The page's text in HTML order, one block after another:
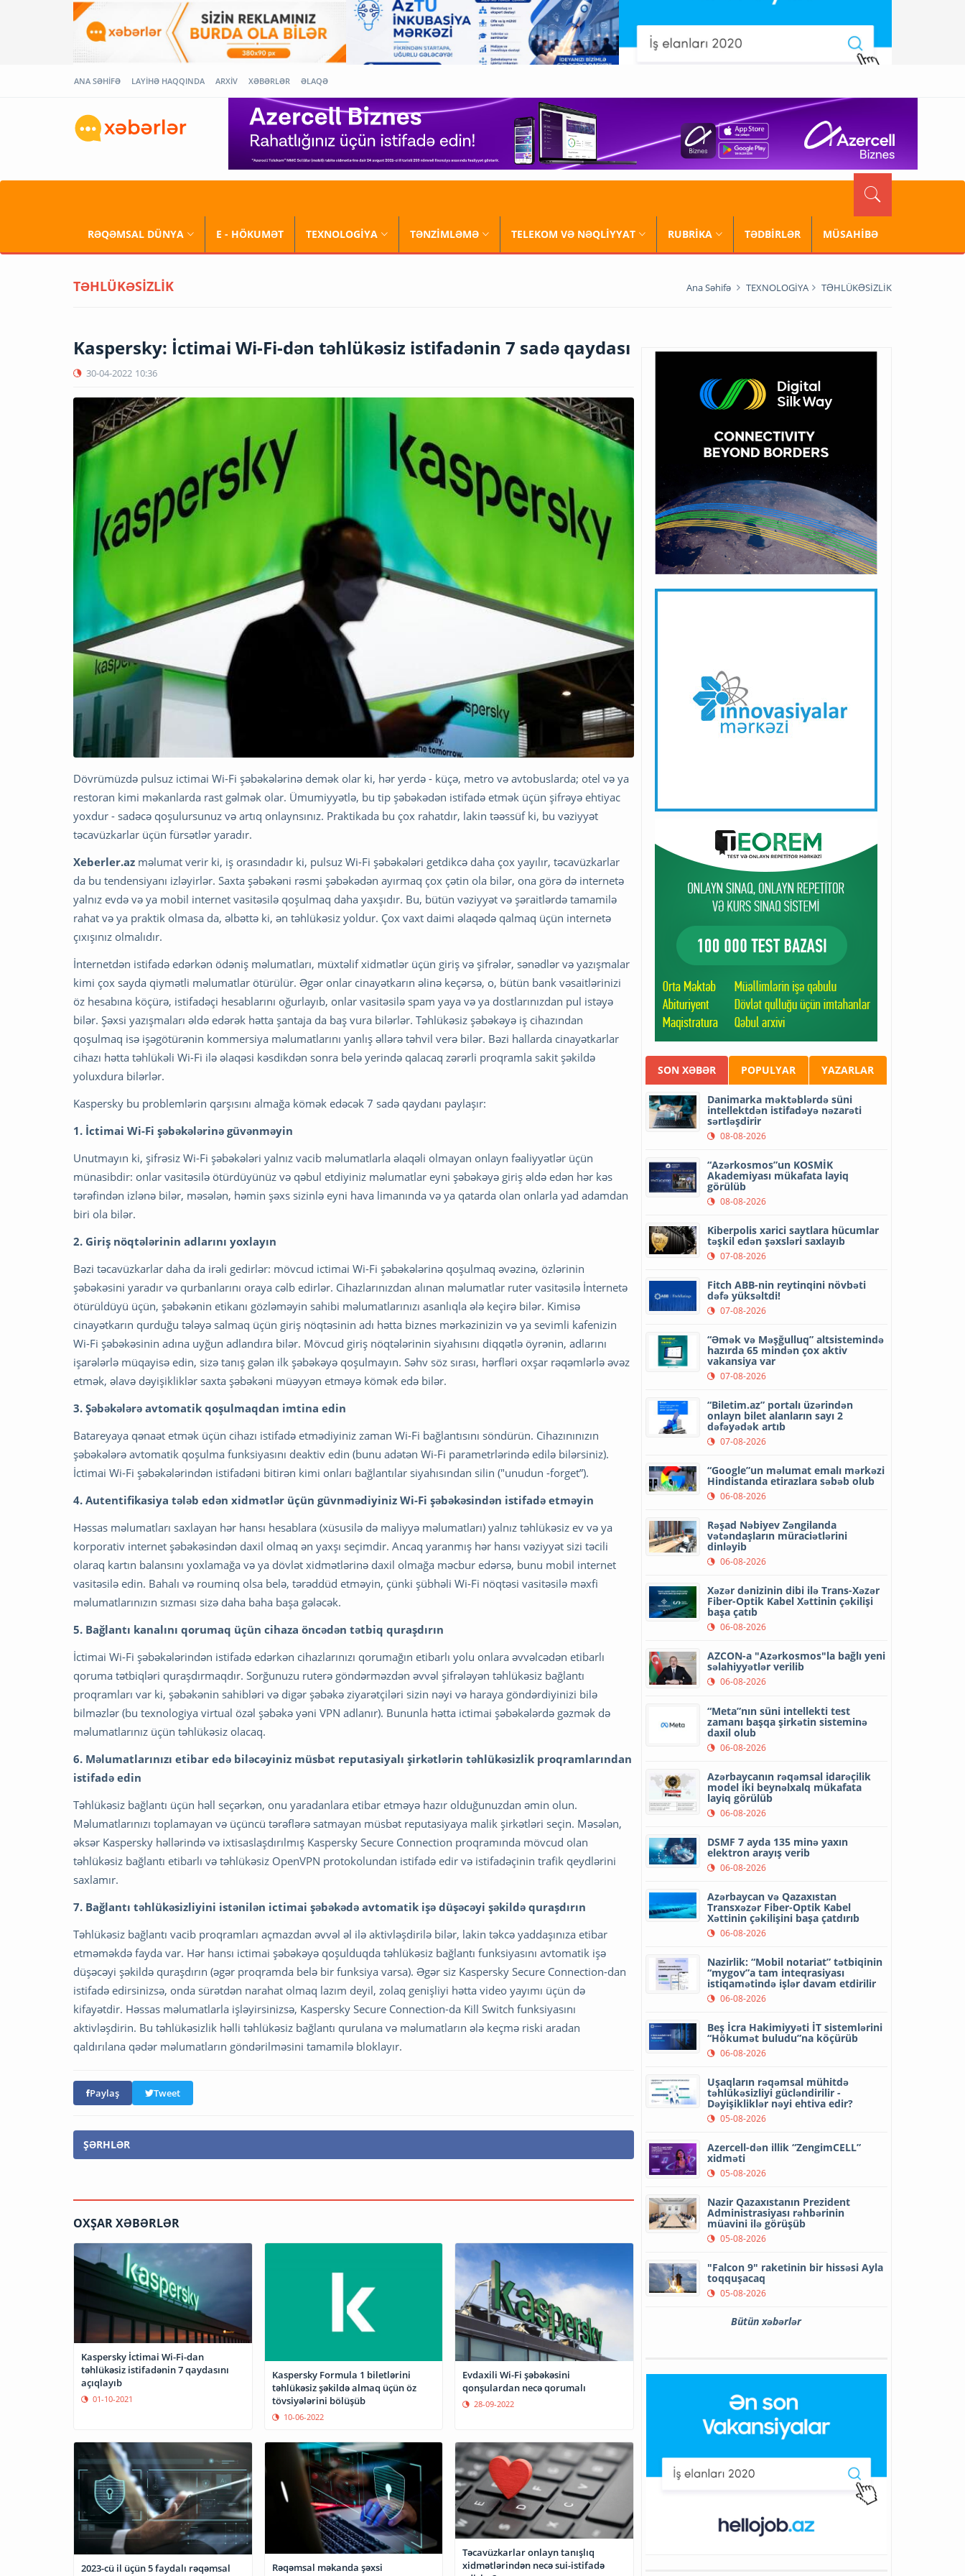
ANA SƏHİFƏ LAYİHƏ HAQQINDA ARXİV XƏBƏRLƏR ƏLAQƏ
RƏQƏMSAL DÜNYA E - HÖKUMƏT TEXNOLOGİYA TƏNZİMLƏMƏ TELEKOM VƏ NƏQLİYYAT RUBRİKA TƏDBİRLƏR MÜSAHİBƏ
TƏHLÜKƏSİZLİK Ana Səhifə TEXNOLOGİYA TƏHLÜKƏSİZLİK
Kaspersky: İctimai Wi-Fi-dən təhlükəsiz istifadənin 7 sadə qaydası
30-04-2022 10:36
Dövrümüzdə pulsuz ictimai Wi-Fi şəbəkələrinə demək olar ki, hər yerdə - küçə, metro və avtobuslarda; otel və ya
restoran kimi məkanlarda rast gəlmək olar. Ümumiyyətlə, bu tip şəbəkədən istifadə etmək üçün şifrəyə ehtiyac
yoxdur - sadəcə qoşulursunuz və artıq onlaynsınız. Praktikada bu çox rahatdır, lakin təəssüf ki, bu vəziyyət
təcavüzkarlar üçün fürsətlər yaradır.
Xeberler.az məlumat verir ki, iş orasındadır ki, pulsuz Wi-Fi şəbəkələri getdikcə daha çox yayılır, təcavüzkarlar
da bu tendensiyanı izləyirlər. Saxta şəbəkəni rəsmi şəbəkədən ayırmaq çox çətin ola bilər, ona görə də internetə
yalnız evdə və ya mobil internet vasitəsilə qoşulmaq daha yaxşıdır. Bu, bütün vəziyyət və şəraitlərdə tamamilə
rahat və ya praktik olmasa da, əlbəttə ki, ən təhlükəsiz yoldur. Çox vaxt daimi əlaqədə qalmaq üçün internetə
çıxışınız olmalıdır.
İnternetdən istifadə edərkən ödəniş məlumatları, müxtəlif xidmətlər üçün giriş və şifrələr, sənədlər və yazışmalar
kimi çox sayda qiymətli məlumatlar ötürülür. Əgər onlar cinayətkarın əlinə keçərsə, o, bütün bank vəsaitlərinizi
öz hesabına köçürə, istifadəçi hesablarını oğurlayıb, onlar vasitəsilə spam yaya və ya dostlarınızdan pul istəyə
bilər. Şəxsi yazışmaları əldə edərək hətta şantaja da baş vura bilərlər. Təhlükəsiz şəbəkəyə iş cihazından
qoşulmaq isə işəgötürənin kommersiya məlumatlarını yanlış əllərə təhvil verə bilər. Bəzi hallarda cinayətkarlar
cihazı hətta təhlükəli Wi-Fi ilə əlaqəsi kəsdikdən sonra belə yerində qalacaq zərərli proqramla sakit şəkildə
yoluxdura bilərlər.
Kaspersky bu problemlərin qarşısını almağa kömək edəcək 7 sadə qaydanı paylaşır:
1. İctimai Wi-Fi şəbəkələrinə güvənməyin
Unutmayın ki, şifrəsiz Wi-Fi şəbəkələri yalnız vacib məlumatlarla əlaqəli olmayan onlayn fəaliyyətlər üçün
münasibdir: onlar vasitəsilə ötürdüyünüz və qəbul etdiyiniz məlumatlar eyni şəbəkəyə giriş əldə edən hər kəs
tərəfindən izlənə bilər, məsələn, həmin şəxs sizinlə eyni hava limanında və ya qatarda olan onlarla yad adamdan
biri ola bilər.
2. Giriş nöqtələrinin adlarını yoxlayın
Bəzi təcavüzkarlar daha da irəli gedirlər: mövcud ictimai Wi-Fi şəbəkələrinə qoşulmaq əvəzinə, özlərinin
şəbəkəsini yaradır və qurbanlarını oraya cəlb edirlər. Cihazlarınızdan alınan məlumatlar ruter vasitəsilə İnternetə
ötürüldüyü üçün, şəbəkənin etikanı gözləməyin sahibi məlumatlarınızı asanlıqla ələ keçirə bilər. Kimisə
cinayətkarın qurduğu tələyə salmaq üçün giriş nöqtəsinin adı hətta biznes mərkəzinizin və ya sevimli kafenizin
Wi-Fi şəbəkəsinin adına uyğun adlandıra bilər. Mövcud giriş nöqtələrinin siyahısını diqqətlə öyrənin, adlarını
işarələrlə müqayisə edin, sizə tanış gələn ilk şəbəkəyə qoşulmayın. Səhv söz sırası, hərfləri oxşar rəqəmlərlə əvəz
etmək, əlavə dəyişikliklər saxta şəbəkəni müəyyən etməyə kömək edə bilər.
3. Şəbəkələrə avtomatik qoşulmaqdan imtina edin
Batareyaya qənaət etmək üçün cihazı istifadə etmədiyiniz zaman Wi-Fi bağlantısını söndürün. Cihazınınızın
şəbəkələrə avtomatik qoşulma funksiyasını deaktiv edin (bunu adətən Wi-Fi parametrlərində edilə bilərsiniz).
İctimai Wi-Fi şəbəkələrindən istifadəni bitirən kimi onları bağlantılar siyahısından silin ("unudun -forget”).
4. Autentifikasiya tələb edən xidmətlər üçün güvnmədiyiniz Wi-Fi şəbəkəsindən istifadə etməyin
Həssas məlumatları saxlayan hər hansı hesablara (xüsusilə də maliyyə məlumatları) yalnız təhlükəsiz ev və ya
korporativ internet şəbəkəsindən daxil olmaq ən yaxşı seçimdir. Ancaq yaranmış hər hansı vəziyyət sizi təcili
olaraq kartın balansını yoxlamağa və ya dövlət xidmətlərinə daxil olmağa məcbur edərsə, bunu mobil internet
vasitəsilə edin. Bahalı və rouminq olsa belə, tərəddüd etməyin, çünki şübhəli Wi-Fi nöqtəsi vasitəsilə məxfi
məlumatlarınızın sızması sizə daha baha başa gələcək.
5. Bağlantı kanalını qorumaq üçün cihaza öncədən tətbiq quraşdırın
İctimai Wi-Fi şəbəkələrindən istifadə edərkən cihazlarınızı qorumağın etibarlı yolu onlara əvvəlcədən etibarlı
qoruma tətbiqləri quraşdırmaqdır. Sorğunuzu ruterə göndərməzdən əvvəl şifrələyən təhlükəsiz bağlantı
proqramları var ki, şəbəkənin sahibləri və digər şəbəkə ziyarətçiləri sizin nəyi və haraya göndərdiyinizi bilə
bilməzlər (bu texnologiya virtual özəl şəbəkə yəni VPN adlanır). Bununla hətta ictimai şəbəkələrdə gəzmək də
məlumatlarınız üçün təhlükəsiz olacaq.
6. Məlumatlarınızı etibar edə biləcəyiniz müsbət reputasiyalı şirkətlərin təhlükəsizlik proqramlarından
istifadə edin
Təhlükəsiz bağlantı üçün həll seçərkən, onu yaradanlara etibar etməyə hazır olduğunuzdan əmin olun.
Məlumatlarınızı toplamayan və üçüncü tərəflərə satmayan müsbət reputasiyaya malik şirkətləri seçin. Məsələn,
əksər Kaspersky həllərində və ixtisaslaşdırılmış Kaspersky Secure Connection proqramında mövcud olan
təhlükəsiz bağlantı etibarlı və təhlükəsiz OpenVPN protokolundan istifadə edir və istifadəçinin trafik qeydlərini
saxlamır.
7. Bağlantı təhlükəsizliyini istənilən ictimai şəbəkədə avtomatik işə düşəcəyi şəkildə quraşdırın
Təhlükəsiz bağlantı vacib proqramları açmazdan əvvəl əl ilə aktivləşdirilə bilər, lakin təkcə yaddaşınıza etibar
etməməkdə fayda var. Hər hansı ictimai şəbəkəyə qoşulduqda təhlükəsiz bağlantı funksiyasını avtomatik işə
düşəcəyi şəkildə quraşdırın (əgər proqramda belə bir funksiya varsa). Əgər siz Kaspersky Secure Connection-dan
istifadə edirsinizsə, onda sürətdən narahat olmaq lazım deyil, zolaq genişliyi hətta video yayımı üçün də
kifayətdir. Həssas məlumatlarla işləyirsinizsə, Kaspersky Secure Connection-da Kill Switch funksiyasını
aktivləşdirin. Bu təhlükəsizlik həlli təhlükəsiz bağlantı qurulana və məlumatların ələ keçmə riski aradan
qaldırılana qədər məlumatların göndərilməsini tamamilə bloklayır.
Paylaş Tweet
ŞƏRHLƏR
OXŞAR XƏBƏRLƏR
Kaspersky İctimai Wi-Fi-dan
təhlükəsiz istifadənin 7 qaydasını
açıqlayıb
01-10-2021
Kaspersky Formula 1 biletlərini
təhlükəsiz şəkildə almaq üçün öz
tövsiyələrini bölüşüb
10-06-2022
Evdaxili Wi-Fi şəbəkəsini
qonşulardan necə qorumalı
28-09-2022
2023-cü il üçün 5 faydalı rəqəmsal
Rəqəmsal məkanda şəxsi
Təcavüzkarlar onlayn tanışlıq
xidmətlərindən necə sui-istifadə
SON XƏBƏR POPULYAR YAZARLAR
Danimarka məktəblərdə süni
intellektdən istifadəyə nəzarəti
sərtləşdirir
08-08-2026
“Azərkosmos”un KOSMİK
Akademiyası mükafata layiq
görülüb
08-08-2026
Kiberpolis xarici saytlara hücumlar
təşkil edən şəxsləri saxlayıb
07-08-2026
Fitch ABB-nin reytinqini növbəti
dəfə yüksəltdi!
07-08-2026
“Əmək və Məşğulluq” altsistemində
hazırda 65 mindən çox aktiv
vakansiya var
07-08-2026
“Biletim.az” portalı üzərindən
onlayn bilet alanların sayı 2
dəfəyədək artıb
07-08-2026
“Google”un məlumat emalı mərkəzi
Hindistanda etirazlara səbəb olub
06-08-2026
Rəşad Nəbiyev Zəngilanda
vətəndaşların müraciətlərini
dinləyib
06-08-2026
Xəzər dənizinin dibi ilə Trans-Xəzər
Fiber-Optik Kabel Xəttinin çəkilişi
başa çatıb
06-08-2026
AZCON-a "Azərkosmos"la bağlı yeni
səlahiyyətlər verilib
06-08-2026
“Meta”nın süni intellekti test
zamanı başqa şirkətin sisteminə
daxil olub
06-08-2026
Azərbaycanın rəqəmsal idarəçilik
model iki beynəlxalq mükafata
layiq görülüb
06-08-2026
DSMF 7 ayda 135 minə yaxın
elektron arayış verib
06-08-2026
Azərbaycan və Qazaxıstan
Transxəzər Fiber-Optik Kabel
Xəttinin çəkilişini başa çatdırıb
06-08-2026
Nazirlik: “Mobil notariat” tətbiqinin
“mygov”a tam inteqrasiyası
istiqamətində işlər davam etdirilir
06-08-2026
Beş İcra Hakimiyyəti İT sistemlərini
“Hökumət buludu”na köçürüb
06-08-2026
Uşaqların rəqəmsal mühitdə
təhlükəsizliyi gücləndirilir -
Dəyişikliklər nəyi ehtiva edir?
05-08-2026
Azercell-dən illik “ZengimCELL”
xidməti
05-08-2026
Nazir Qazaxıstanın Prezident
Administrasiyası rəhbərinin
müavini ilə görüşüb
05-08-2026
"Falcon 9" raketinin bir hissəsi Ayla
toqquşacaq
05-08-2026
Bütün xəbərlər